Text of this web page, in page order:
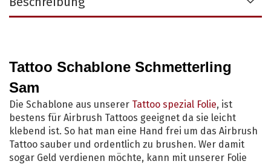
Tattoo Schablone Schmetterling
Sam
Die Schablone aus unserer Tattoo spezial Folie, ist
bestens für Airbrush Tattoos geeignet da sie leicht
klebend ist. So hat man eine Hand frei um das Airbrush
Tattoo sauber und ordentlich zu brushen. Wer damit
sogar Geld verdienen möchte, kann mit unserer Folie